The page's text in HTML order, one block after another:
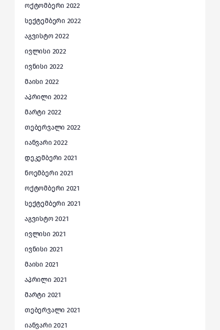
ოქტომბერი 2022
სექტემბერი 2022
აგვისტო 2022
ივლისი 2022
ივნისი 2022
მაისი 2022
აპრილი 2022
მარტი 2022
თებერვალი 2022
იანვარი 2022
დეკემბერი 2021
ნოემბერი 2021
ოქტომბერი 2021
სექტემბერი 2021
აგვისტო 2021
ივლისი 2021
ივნისი 2021
მაისი 2021
აპრილი 2021
მარტი 2021
თებერვალი 2021
იანვარი 2021